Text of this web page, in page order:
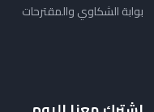
بوابة الشكاوي والمقترحات